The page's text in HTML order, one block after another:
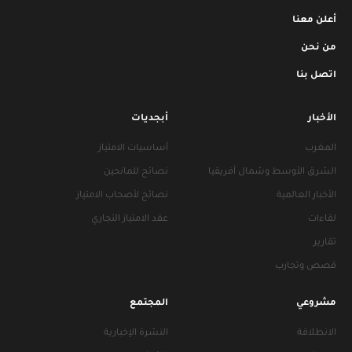
أعلن معنا
من نحن
اتصل بنا
الأخبار
المغرب
الشرق الأوسط وشمال أفريقيا
الأخبار العالمية
لقاءات
تقارير
قصص وتجارب
أبجديات
أساسيات الامتياز
نصائح للمانحين
نصائح لأصحاب الامتياز
عقد الامتياز التجاري
مشروعي
الانطلاقة
المجتمع
النشرة الإخبارية